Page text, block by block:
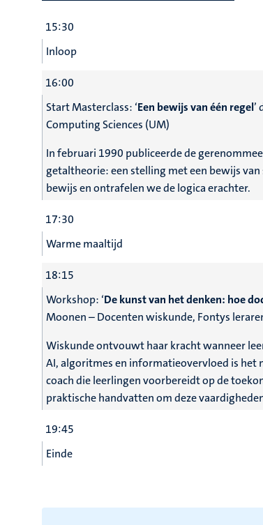
15:30
Inloop
16:00
Start Masterclass: ‘Een bewijs van één regel’
Computing Sciences (UM)
In februari 1990 publiceerde de
getaltheorie: een stelling met een bewijs
bewijs en ontrafelen we de logica erachter.
17:30
Warme maaltijd
18:15
Workshop: ‘De kunst van het denken: hoe
Moonen – Docenten wiskunde, Fontys
Wiskunde ontvouwt haar kracht wanneer
AI, algoritmes en informatieovervloed is het
coach die leerlingen voorbereidt op de
praktische handvatten om deze
19:45
Einde